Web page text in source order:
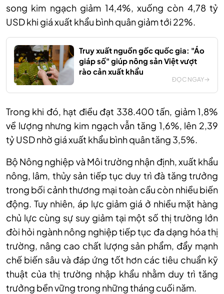
song kim ngạch giảm 14,4%, xuống còn 4,78 tỷ
USD khi giá xuất khẩu bình quân giảm tới 22%.
Truy xuất nguồn gốc quốc gia: "Áo
giáp số" giúp nông sản Việt vượt
rào cản xuất khẩu
ĐỌC NGAY
Trong khi đó, hạt điều đạt 338.400 tấn, giảm 1,8%
về lượng nhưng kim ngạch vẫn tăng 1,6%, lên 2,39
tỷ USD nhờ giá xuất khẩu bình quân tăng 3,5%.
Bộ Nông nghiệp và Môi trường nhận định, xuất khẩu
nông, lâm, thủy sản tiếp tục duy trì đà tăng trưởng
trong bối cảnh thương mại toàn cầu còn nhiều biến
động. Tuy nhiên, áp lực giảm giá ở nhiều mặt hàng
chủ lực cùng sự suy giảm tại một số thị trường lớn
đòi hỏi ngành nông nghiệp tiếp tục đa dạng hóa thị
trường, nâng cao chất lượng sản phẩm, đẩy mạnh
chế biến sâu và đáp ứng tốt hơn các tiêu chuẩn kỹ
thuật của thị trường nhập khẩu nhằm duy trì tăng
trưởng bền vững trong những tháng cuối năm.